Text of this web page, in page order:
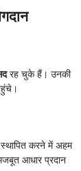
रह चुके हैं। उनकी
करने में अहम
आधार प्रदान